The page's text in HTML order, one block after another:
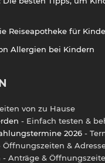
Reiseapotheke für
Allergien bei Kindern
von zu Hause
- Einfach testen &
2026 -
Öffnungszeiten &
- Anträge &